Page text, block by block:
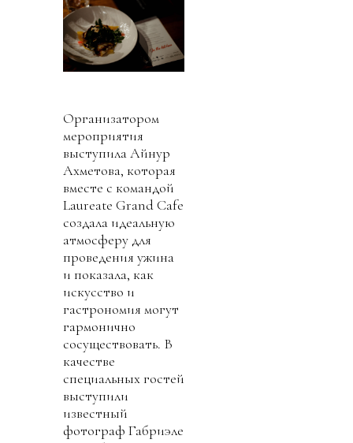
Организатором
мероприятия
выступила Айнур
Ахметова, которая
вместе с командой
Laureate Grand Cafe
создала идеальную
атмосферу для
проведения ужина
и показала, как
искусство и
гастрономия могут
гармонично
сосуществовать. В
качестве
специальных гостей
выступили
известный
фотограф Габриэле